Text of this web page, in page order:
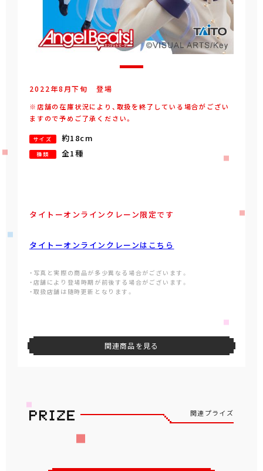
2022年8 月下旬 登場
※店舗の在庫状況により、取扱を終了している場合がござい
ますので予めご了承ください。
サイズ 約18cm
種類 全1種
タイトーオンラインクレーン限定です
タイトーオンラインクレーンはこちら
・写真と実際の商品が多少異なる場合がございます。
・店舗により登場時期が前後する場合がございます。
・取扱店舗は随時更新となります。
関連商品を見る
関連プライズ